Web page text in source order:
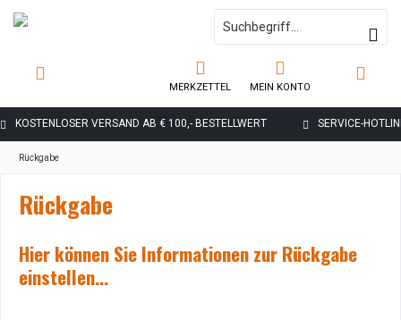
KOSTENLOSER VERSAND AB € 100,- BESTELLWERT SERVICE-
MERKZETTEL MEIN KONTO
Rückgabe
Rückgabe
Hier können Sie Informationen zur Rückgabe
einstellen...